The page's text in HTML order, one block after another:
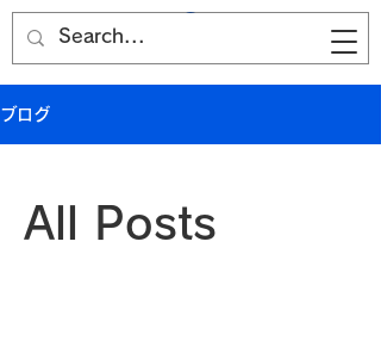
サイト名
ブログ
All Posts